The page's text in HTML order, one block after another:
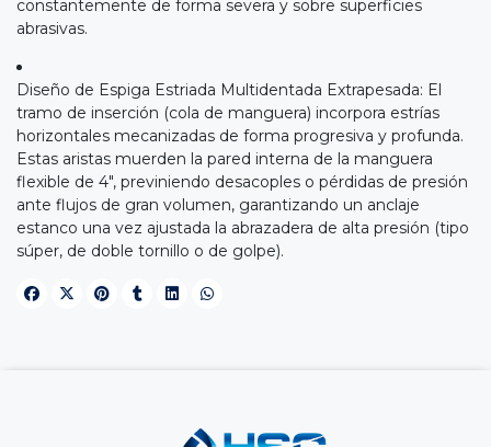
constantemente de forma severa y sobre superficies
abrasivas.
Diseño de Espiga Estriada Multidentada Extrapesada: El
tramo de inserción (cola de manguera) incorpora estrías
horizontales mecanizadas de forma progresiva y profunda.
Estas aristas muerden la pared interna de la manguera
flexible de 4", previniendo desacoples o pérdidas de presión
ante flujos de gran volumen, garantizando un anclaje
estanco una vez ajustada la abrazadera de alta presión (tipo
súper, de doble tornillo o de golpe).